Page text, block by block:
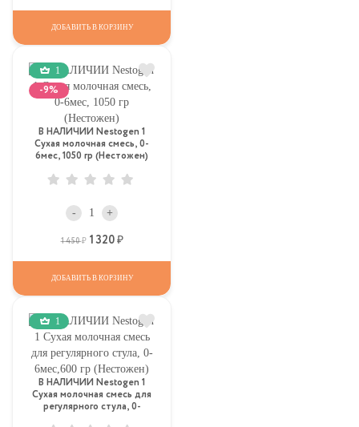
ДОБАВИТЬ В КОРЗИНУ
1
-9%
В НАЛИЧИИ Nestogen 1
Сухая молочная смесь, 0-
6мес, 1050 гр (Нестожен)
- +
1 450Р 1 320 Р
ДОБАВИТЬ В КОРЗИНУ
1
В НАЛИЧИИ Nestogen 1
Сухая молочная смесь для
регулярного стула, 0-